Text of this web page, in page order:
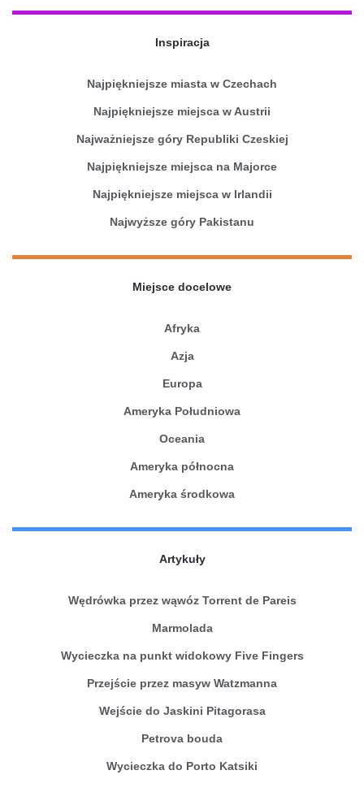
Inspiracja
Najpiękniejsze miasta w Czechach
Najpiękniejsze miejsca w Austrii
Najważniejsze góry Republiki Czeskiej
Najpiękniejsze miejsca na Majorce
Najpiękniejsze miejsca w Irlandii
Najwyższe góry Pakistanu
Miejsce docelowe
Afryka
Azja
Europa
Ameryka Południowa
Oceania
Ameryka północna
Ameryka środkowa
Artykuły
Wędrówka przez wąwóz Torrent de Pareis
Marmolada
Wycieczka na punkt widokowy Five Fingers
Przejście przez masyw Watzmanna
Wejście do Jaskini Pitagorasa
Petrova bouda
Wycieczka do Porto Katsiki